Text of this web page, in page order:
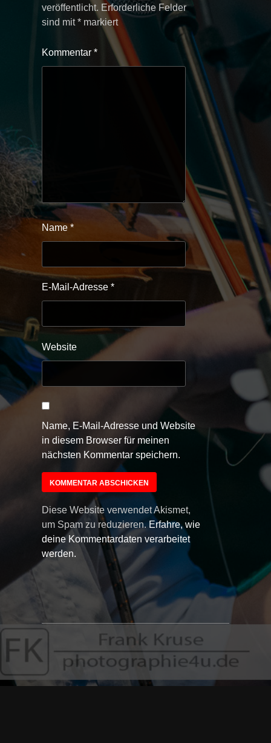
veröffentlicht. Erforderliche Felder
sind mit* markiert
Kommentar *
Name *
E-Mail-Adresse *
Website
Name, E-Mail-Adresse und Website
in diesem Browser für meinen
nächsten Kommentar speichern.
Diese Website verwendet Akismet,
um Spam zu reduzieren. Erfahre, wie
deine Kommentardaten verarbeitet
werden.